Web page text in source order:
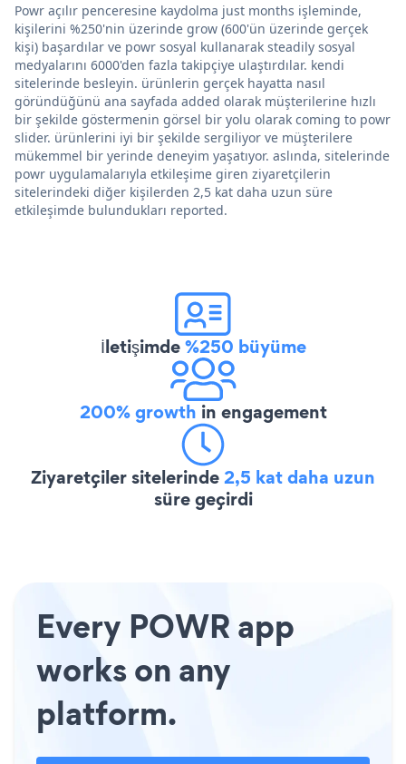
Powr açılır penceresine kaydolma just months işleminde,
kişilerini %250'nin üzerinde grow (600'ün üzerinde gerçek
kişi) başardılar ve powr sosyal kullanarak steadily sosyal
medyalarını 6000'den fazla takipçiye ulaştırdılar. kendi
sitelerinde besleyin. ürünlerin gerçek hayatta nasıl
göründüğünü ana sayfada added olarak müşterilerine hızlı
bir şekilde göstermenin görsel bir yolu olarak coming to powr
slider. ürünlerini iyi bir şekilde sergiliyor ve müşterilere
mükemmel bir yerinde deneyim yaşatıyor. aslında, sitelerinde
powr uygulamalarıyla etkileşime giren ziyaretçilerin
sitelerindeki diğer kişilerden 2,5 kat daha uzun süre
etkileşimde bulundukları reported.
İletişimde%250 büyüme
200% growth in engagement
Ziyaretçiler sitelerinde2,5 kat daha uzun
süre geçirdi
Every POWR app
works on any
platform.